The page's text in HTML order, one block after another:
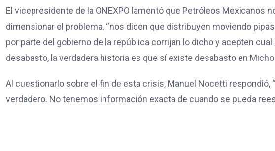
El vicepresidente de la ONEXPO lamentó que Petróleos Mexicanos
dimensionar el problema, “nos dicen que distribuyen moviendo
por parte del gobierno de la república corrijan lo dicho y acepten
desabasto, la verdadera historia es que sí existe desabasto en
Al cuestionarlo sobre el fin de esta crisis, Manuel Nocetti respondió,
verdadero. No tenemos información exacta de cuando se pueda